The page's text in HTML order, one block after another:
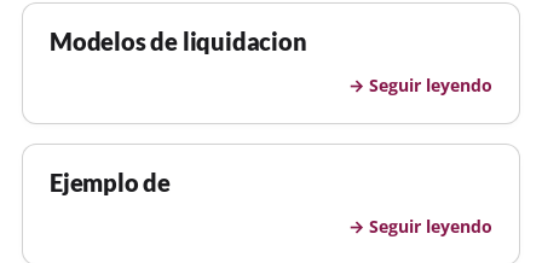
Modelos de liquidacion
Seguir leyendo
Ejemplo de
Seguir leyendo